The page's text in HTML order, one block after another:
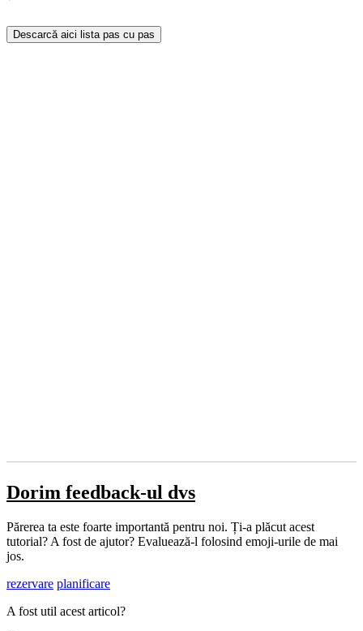
Descarcă aici lista pas cu pas
Dorim feedback-ul dvs
Părerea ta este foarte importantă pentru noi. Ți-a plăcut acest
tutorial? A fost de ajutor? Evaluează-l folosind emoji-urile de mai
jos.
rezervare planificare
A fost util acest articol?